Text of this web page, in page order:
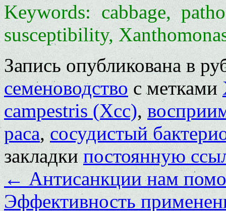
Keywords: cabbage,
susceptibility,
Запись опубликована в
семеноводствос метками
campestris (Xcc),
раса,сосудистый
закладкипостоянную
← Антисанкции нам
Эффективность